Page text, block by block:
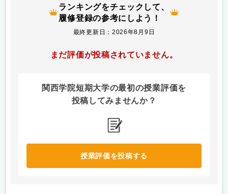
ランキングをチェックして、
履修登録の参考にしよう！
最終更新日：2026年8月9日
まだ評価が投稿されていません。
関西学院短期大学の最初の授業評価を
投稿してみませんか？
授業評価を投稿する